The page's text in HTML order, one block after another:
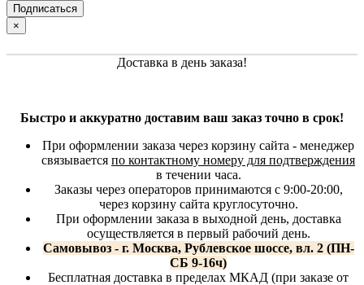
×
Доставка в день заказа!
Быстро и аккуратно доставим ваш заказ точно в срок!
При оформлении заказа через корзину сайта - менеджер
связывается по контактному номеру для подтверждения
в течении часа.
Заказы через операторов принимаются с 9:00-20:00,
через корзину сайта круглосуточно.
При оформлении заказа в выходной день, доставка
осуществляется в первый рабочий день.
Самовывоз - г. Москва, Рублевское шоссе, вл. 2 (ПН-
СБ 9-16ч)
Бесплатная доставка в пределах МКАД (при заказе от